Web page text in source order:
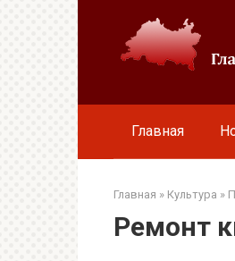
Главная
Главная » Культура »
Ремонт